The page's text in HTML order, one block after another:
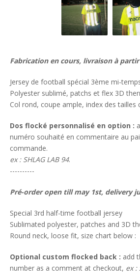
Fabrication en cours, livraison à
Jersey de football spécial 3ème mi-
Polyester sublimé, patchs et flex 3D
Col rond, coupe ample, index des tailles
Dos flocké personnalisé en option :
numéro souhaité en commentaire au
commande.
ex : SHLAG LAB 94.
----------
Pré-order open till may 1st, delivery
Special 3rd half-time football jersey
Sublimated polyester, patches and 3D
Round neck, loose fit, size chart below :
Optional custom flocked back : add
number as a comment at checkout, ex :